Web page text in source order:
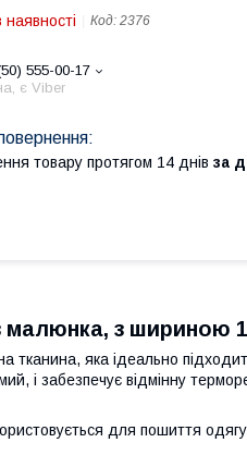
Код: 2376
555-00-17
є Viber
товару протягом 14 днів за
малюнка, з шириною
тканина, яка ідеально
і забезпечує відмінну
для пошиття